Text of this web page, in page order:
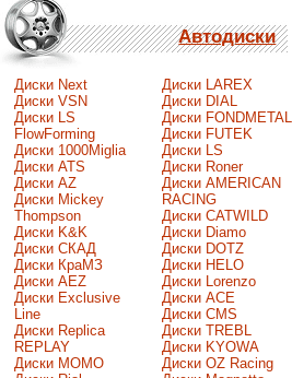
Автодиски
Диски Next
Диски VSN
Диски LS
FlowForming
Диски 1000Miglia
Диски ATS
Диски AZ
Диски Mickey
Thompson
Диски K&K
Диски СКАД
Диски КраМЗ
Диски AEZ
Диски Exclusive
Line
Диски Replica
REPLAY
Диски MOMO
Диски LAREX
Диски DIAL
Диски FONDMETAL
Диски FUTEK
Диски LS
Диски Roner
Диски AMERICAN
RACING
Диски CATWILD
Диски Diamo
Диски DOTZ
Диски HELO
Диски Lorenzo
Диски ACE
Диски CMS
Диски TREBL
Диски KYOWA
Диски OZ Racing